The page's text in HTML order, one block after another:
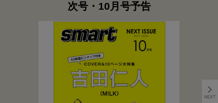
次号・10月号予告